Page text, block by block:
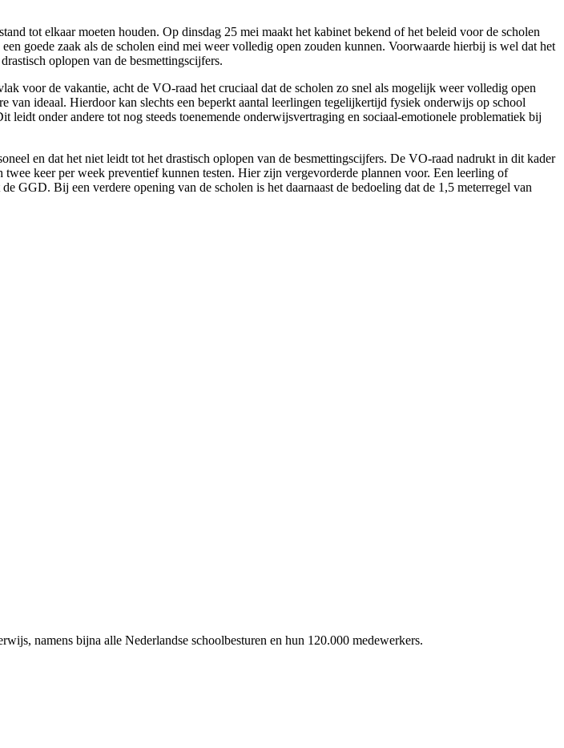
tot elkaar moeten houden. Op dinsdag 25 mei maakt het kabinet bekend of het beleid voor de scholen
goede zaak als de scholen eind mei weer volledig open zouden kunnen. Voorwaarde hierbij is wel dat het
oplopen van de besmettingscijfers.
voor de vakantie, acht de VO-raad het cruciaal dat de scholen zo snel als mogelijk weer volledig open
van ideaal. Hierdoor kan slechts een beperkt aantal leerlingen tegelijkertijd fysiek onderwijs op school
onder andere tot nog steeds toenemende onderwijsvertraging en sociaal-emotionele problematiek bij
en dat het niet leidt tot het drastisch oplopen van de besmettingscijfers. De VO-raad nadrukt in dit kader
twee keer per week preventief kunnen testen. Hier zijn vergevorderde plannen voor. Een leerling of
GGD. Bij een verdere opening van de scholen is het daarnaast de bedoeling dat de 1,5 meterregel van
namens bijna alle Nederlandse schoolbesturen en hun 120.000 medewerkers.